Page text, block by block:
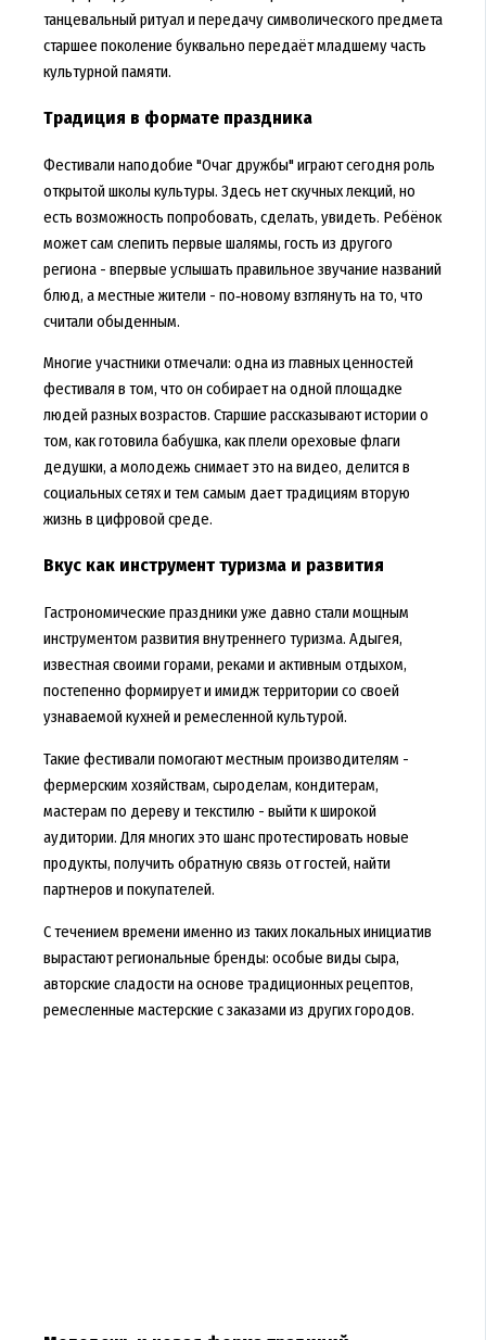
танцевальный ритуал и передачу символического предмета
старшее поколение буквально передаёт младшему часть
культурной памяти.
Традиция в формате праздника
Фестивали наподобие "Очаг дружбы" играют сегодня роль
открытой школы культуры. Здесь нет скучных лекций, но
есть возможность попробовать, сделать, увидеть. Ребёнок
может сам слепить первые шалямы, гость из другого
региона - впервые услышать правильное звучание названий
блюд, а местные жители - по‑новому взглянуть на то, что
считали обыденным.
Многие участники отмечали: одна из главных ценностей
фестиваля в том, что он собирает на одной площадке
людей разных возрастов. Старшие рассказывают истории о
том, как готовила бабушка, как плели ореховые флаги
дедушки, а молодежь снимает это на видео, делится в
социальных сетях и тем самым дает традициям вторую
жизнь в цифровой среде.
Вкус как инструмент туризма и развития
Гастрономические праздники уже давно стали мощным
инструментом развития внутреннего туризма. Адыгея,
известная своими горами, реками и активным отдыхом,
постепенно формирует и имидж территории со своей
узнаваемой кухней и ремесленной культурой.
Такие фестивали помогают местным производителям -
фермерским хозяйствам, сыроделам, кондитерам,
мастерам по дереву и текстилю - выйти к широкой
аудитории. Для многих это шанс протестировать новые
продукты, получить обратную связь от гостей, найти
партнеров и покупателей.
С течением времени именно из таких локальных инициатив
вырастают региональные бренды: особые виды сыра,
авторские сладости на основе традиционных рецептов,
ремесленные мастерские с заказами из других городов.